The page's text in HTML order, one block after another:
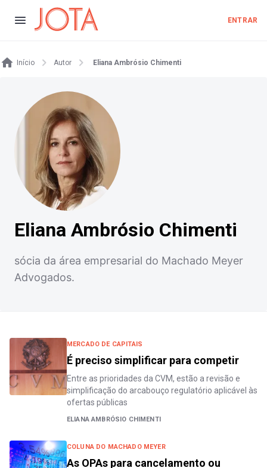
ENTRAR
Início Autor Eliana Ambrósio Chimenti
Eliana Ambrósio Chimenti
sócia da área empresarial do Machado Meyer
Advogados.
MERCADO DE CAPITAIS
É preciso simplificar para competir
Entre as prioridades da CVM, estão a revisão e
simplificação do arcabouço regulatório aplicável às
ofertas públicas
ELIANA AMBRÓSIO CHIMENTI
COLUNA DO MACHADO MEYER
As OPAs para cancelamento ou